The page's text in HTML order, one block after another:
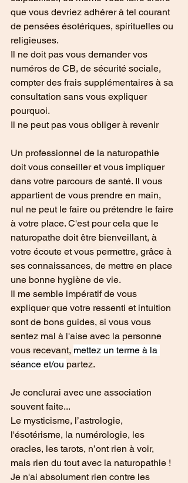
que vous devriez adhérer à tel courant
de pensées ésotériques, spirituelles ou
religieuses.
Il ne doit pas vous demander vos
numéros de CB, de sécurité sociale,
compter des frais supplémentaires à sa
consultation sans vous expliquer
pourquoi.
Il ne peut pas vous obliger à revenir
Un professionnel de la naturopathie
doit vous conseiller et vous impliquer
dans votre parcours de santé. Il vous
appartient de vous prendre en main,
nul ne peut le faire ou prétendre le faire
à votre place. C'est pour cela que le
naturopathe doit être bienveillant, à
votre écoute et vous permettre, grâce à
ses connaissances, de mettre en place
une bonne hygiène de vie.
Il me semble impératif de vous
expliquer que votre ressenti et intuition
sont de bons guides, si vous vous
sentez mal à l'aise avec la personne
vous recevant, mettez un terme à la
séance et/ou partez.
Je conclurai avec une association
souvent faite...
Le mysticisme, l’astrologie,
l'ésotérisme, la numérologie, les
oracles, les tarots, n’ont rien à voir,
mais rien du tout avec la naturopathie !
Je n'ai absolument rien contre les